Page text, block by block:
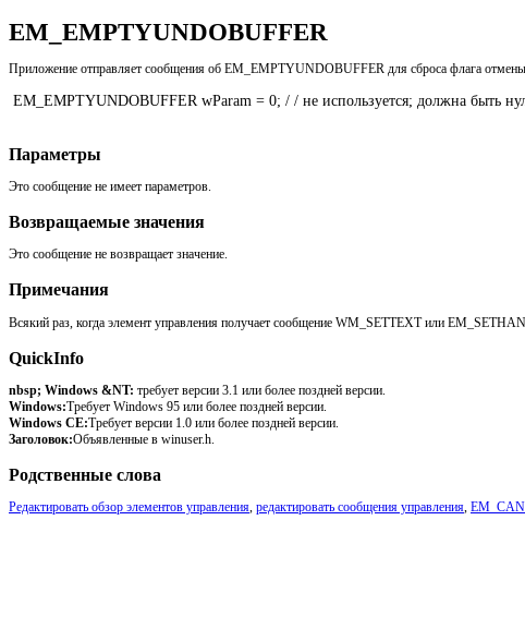
EM_EMPTYUNDOBUFFER
Приложение отправляет сообщения об EM_EMPTYUNDOBUFFER для сброса флага
EM_EMPTYUNDOBUFFER wParam = 0; / / не используется; должна быть
Параметры
Это сообщение не имеет параметров.
Возвращаемые значения
Это сообщение не возвращает значение.
Примечания
Всякий раз, когда элемент управления получает сообщение WM_SETTEXT или
QuickInfo
nbsp; Windows &NT: требует версии 3.1 или более поздней версии.
Windows:Требует Windows 95 или более поздней версии.
Windows CE:Требует версии 1.0 или более поздней версии.
Заголовок:Объявленные в winuser.h.
Родственные слова
Редактировать обзор элементов управления, редактировать сообщения управления,